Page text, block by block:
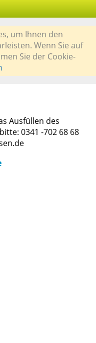
um Ihnen den
Wenn Sie auf
Sie der Cookie-
Ausfüllen des
0341 -702 68 68